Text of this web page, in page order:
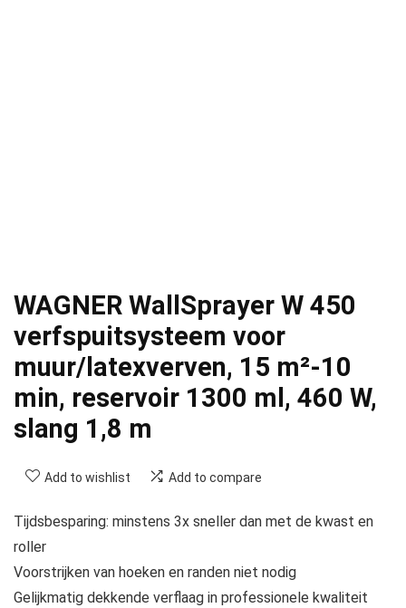
WAGNER WallSprayer W 450
verfspuitsysteem voor
muur/latexverven, 15 m²-10
min, reservoir 1300 ml, 460 W,
slang 1,8 m
Add to wishlist Add to compare
Tijdsbesparing: minstens 3x sneller dan met de kwast en
roller
Voorstrijken van hoeken en randen niet nodig
Gelijkmatig dekkende verflaag in professionele kwaliteit